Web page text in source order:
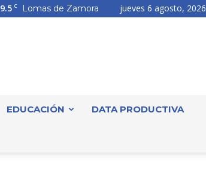
9.5 C Lomas de Zamora jueves 6 agosto, 2026
EDUCACIÓN DATA PRODUCTIVA